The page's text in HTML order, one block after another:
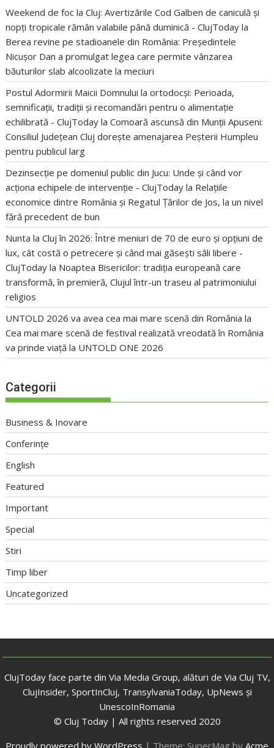
Weekend de foc la Cluj: Avertizările Cod Galben de caniculă și
nopți tropicale rămân valabile până duminică - ClujToday la
Berea revine pe stadioanele din România: Președintele
Nicușor Dan a promulgat legea care permite vânzarea
băuturilor slab alcoolizate la meciuri
Postul Adormirii Maicii Domnului la ortodocși: Perioada,
semnificații, tradiții și recomandări pentru o alimentație
echilibrată - ClujToday laComoară ascunsă din Munții Apuseni:
Consiliul Județean Cluj dorește amenajarea Peșterii Humpleu
pentru publicul larg
Dezinsecție pe domeniul public din Jucu: Unde și când vor
acționa echipele de intervenție - ClujToday la Relațiile
economice dintre România și Regatul Țărilor de Jos, la un nivel
fără precedent de bun
Nunta la Cluj în 2026: Între meniuri de 70 de euro și opțiuni de
lux, cât costă o petrecere și când mai găsești săli libere -
ClujToday la Noaptea Bisericilor: tradiția europeană care
transformă, în premieră, Clujul într-un traseu al patrimoniului
religios
UNTOLD 2026 va avea cea mai mare scenă din România la
Cea mai mare scenă de festival realizată vreodată în România
va prinde viață la UNTOLD ONE 2026
Categorii
Business & Inovare
Conferințe
English
Featured
Important
Special
Stiri
Timp liber
Uncategorized
ClujToday face parte din Via Media Group, alături de Via Cluj TV,
ClujInsider, SportInCluj, TransylvaniaToday, UpNews și
UnescoInRomania
© Cluj Today | All rights reserved 2020